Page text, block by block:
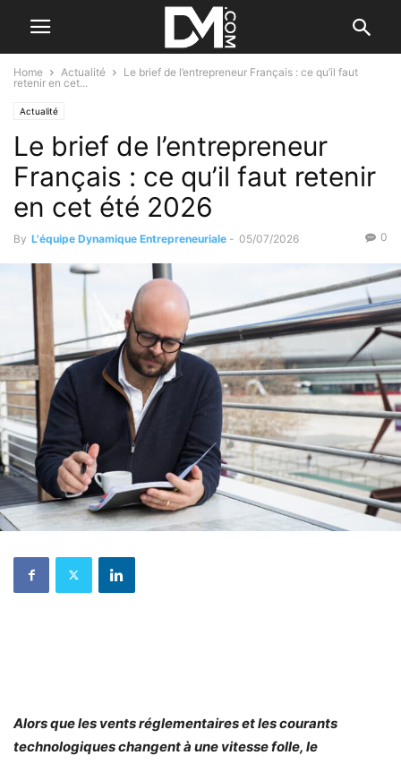
Home Actualité
Le brief de l’entrepreneur Français : ce qu’il faut
retenir en cet...
Actualité
Le brief de l’entrepreneur
Français : ce qu’il faut retenir
en cet été 2026
By L'équipe Dynamique Entrepreneuriale - 05/07/2026 0
Alors que les vents réglementaires et les courants
technologiques changent à une vitesse folle, le